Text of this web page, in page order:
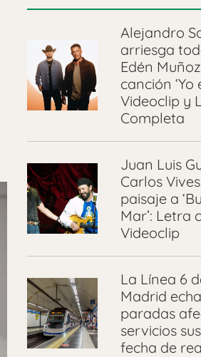
Alejandro
arriesga
Edén
canción ‘Yo
Videoclip y
Completa
Juan Luis
Carlos
paisaje a
Mar’: Letra
Videoclip
La Línea 6
Madrid
paradas
servicios
fecha de